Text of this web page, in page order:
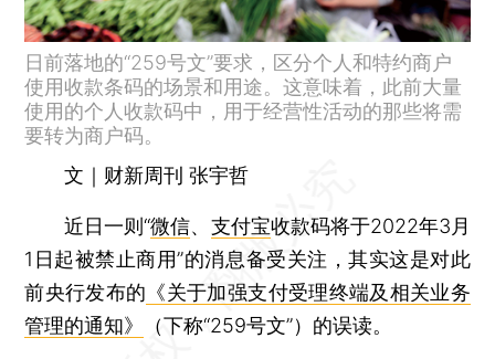
日前落地的“259号文”要求，区分个人和特约商户
使用收款条码的场景和用途。这意味着，此前大量
使用的个人收款码中，用于经营性活动的那些将需
要转为商户码。
文｜财新周刊 张宇哲
近日一则“微信、 支付宝收款码将于2022年3月
1日起被禁止商用”的消息备受关注，其实这是对此
前央行发布的 《关于加强支付受理终端及相关业务
管理的通知》
（下称“259号文”）的误读。